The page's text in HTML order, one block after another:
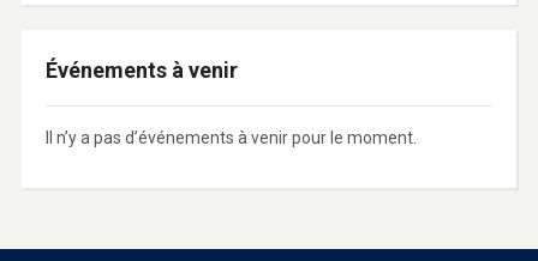
Événements à venir
Il n’y a pas d’événements à venir pour le moment.